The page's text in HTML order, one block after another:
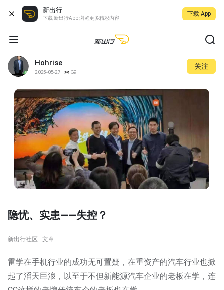
新出行
下载 新出行App 浏览更多精彩内容
下载 App
Hohrise
2025-05-27 G9
关注
隐忧、实患——失控？
新出行社区 · 文章
雷学在手机行业的成功无可置疑，在重资产的汽车行业也掀
起了滔天巨浪，以至于不但新能源汽车企业的老板在学，连